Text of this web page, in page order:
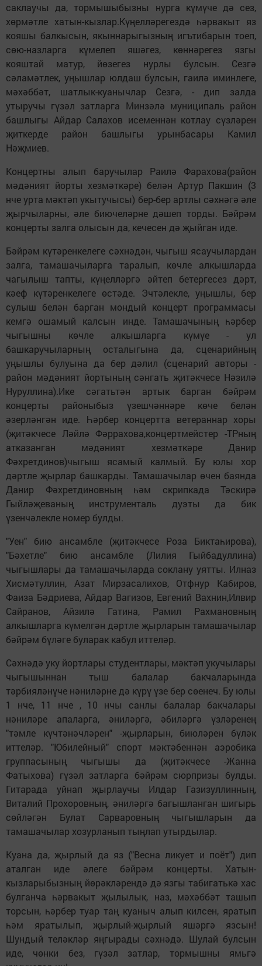
саклаучы да, тормышыбызны нурга күмүче дә сез,
хөрмәтле хатын-кызлар.Күңелләрегездә һәрвакыт яз
кояшы балкысын, якыннарыгызның игътибарын тоеп,
сөю-назларга күмелеп яшәгез, көннәрегез язгы
кояштай матур, йөзегез нурлы булсын. Сезгә
сәламәтлек, уңышлар юлдаш булсын, гаилә иминлеге,
мәхәббәт, шатлык-куанычлар Сезгә, - дип залда
утыручы гүзәл затларга Минзәлә муниципаль район
башлыгы Айдар Салахов исеменнән котлау сүзләрен
җиткерде район башлыгы урынбасары Камил
Нәҗмиев.
Концертны алып баручылар Раилә Фарахова(район
мәдәният йорты хезмәткәре) белән Артур Пакшин (3
нче урта мәктәп укытучысы) бер-бер артлы сәхнәгә әле
җырчыларны, әле биючеләрне дәшеп торды. Бәйрәм
концерты залга олысын да, кечесен дә җыйган иде.
Бәйрәм күтәренкелеге сәхнәдән, чыгыш ясаучылардан
залга, тамашачыларга таралып, көчле алкышларда
чагылыш тапты, күңелләргә әйтеп бетергесез дәрт,
кәеф күтәренкелеге өстәде. Эчтәлекле, уңышлы, бер
сулыш белән барган мондый концерт программасы
кемгә ошамый калсын инде. Тамашачының һәрбер
чыгышны көчле алкышларга күмүе - ул
башкаручыларның осталыгына да, сценарийның
уңышлы булуына да бер дәлил (сценарий авторы -
район мәдәният йортының сәнгать җитәкчесе Нәзилә
Нуруллина).Ике сәгатьтән артык барган бәйрәм
концерты районыбыз үзешчәннәре көче белән
әзерләнгән иде. Һәрбер концертта ветераннар хоры
(җитәкчесе Ләйлә Фәррахова,концертмейстер -ТРның
атказанган мәдәният хезмәткәре Данир
Фәхретдинов)чыгыш ясамый калмый. Бу юлы хор
дәртле җырлар башкарды. Тамашачылар өчен баянда
Данир Фәхретдиновның һәм скрипкада Тәскирә
Гыйләҗеваның инструменталь дуэты да бик
үзенчәлекле номер булды.
"Уен" бию ансамбле (җитәкчесе Роза Биктаһирова),
"Бәхетле" бию ансамбле (Лилия Гыйбадуллина)
чыгышлары да тамашачыларда соклану уятты. Илназ
Хисмәтуллин, Азат Мирзасалихов, Отфнур Кабиров,
Фаиза Бәдриева, Айдар Вагизов, Евгений Вахнин,Илвир
Сайранов, Айзилә Гатина, Рамил Рахмановның
алкышларга күмелгән дәртле җырларын тамашачылар
бәйрәм бүләге буларак кабул иттеләр.
Сәхнәдә уку йортлары студентлары, мәктәп укучылары
чыгышыннан тыш балалар бакчаларында
тәрбияләнүче нәниләрне дә күрү үзе бер сөенеч. Бу юлы
1 нче, 11 нче , 10 нчы санлы балалар бакчалары
нәниләре апаларга, әниләргә, әбиләргә үзләренең
"тәмле күчтәнәчләрен" -җырларын, биюләрен бүләк
иттеләр. "Юбилейный" спорт мәктәбеннән аэробика
группасының чыгышы да (җитәкчесе -Жанна
Фатыхова) гүзәл затларга бәйрәм сюрпризы булды.
Гитарада уйнап җырлаучы Илдар Газизуллинның,
Виталий Прохоровның, әниләргә багышланган шигырь
сөйләгән Булат Сарваровның чыгышларын да
тамашачылар хозурланып тыңлап утырдылар.
Куана да, җырлый да яз ("Весна ликует и поёт") дип
аталган иде әлеге бәйрәм концерты. Хатын-
кызларыбызның йөрәкләрендә дә язгы табигатькә хас
булганча һәрвакыт җылылык, наз, мәхәббәт ташып
торсын, һәрбер туар таң куаныч алып килсен, яратып
һәм яратылып, җырлый-җырлый яшәргә язсын!
Шундый теләкләр яңгырады сәхнәдә. Шулай булсын
иде, чөнки без, гүзәл затлар, тормышны ямьгә